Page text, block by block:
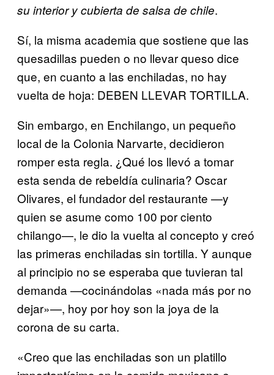
su interior y cubierta de salsa de chile.
Sí, la misma academia que sostiene que las
quesadillas pueden o no llevar queso dice
que, en cuanto a las enchiladas, no hay
vuelta de hoja: DEBEN LLEVAR TORTILLA.
Sin embargo, en Enchilango, un pequeño
local de la Colonia Narvarte, decidieron
romper esta regla. ¿Qué los llevó a tomar
esta senda de rebeldía culinaria? Oscar
Olivares, el fundador del restaurante —y
quien se asume como 100 por ciento
chilango—, le dio la vuelta al concepto y creó
las primeras enchiladas sin tortilla. Y aunque
al principio no se esperaba que tuvieran tal
demanda —cocinándolas «nada más por no
dejar»—, hoy por hoy son la joya de la
corona de su carta.
«Creo que las enchiladas son un platillo